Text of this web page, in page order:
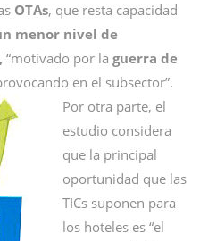
OTAs, que resta capacidad
menor nivel de
“motivado por la guerra de
en el subsector”.
Por otra parte, el
estudio considera
que la principal
oportunidad que las
TICs suponen para
los hoteles es “el